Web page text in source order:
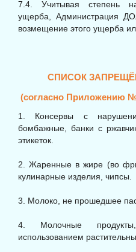
7.4. Учитывая степень
ущерба, Администрация
возмещение этого ущерба
СПИСОК
(согласно Приложению
1. Консервы с
бомбажные, банки с
этикеток.
2. Жаренные в жире (во
кулинарные изделия, чипсы.
3. Молоко, не прошедшее
4. Молочные
использованием